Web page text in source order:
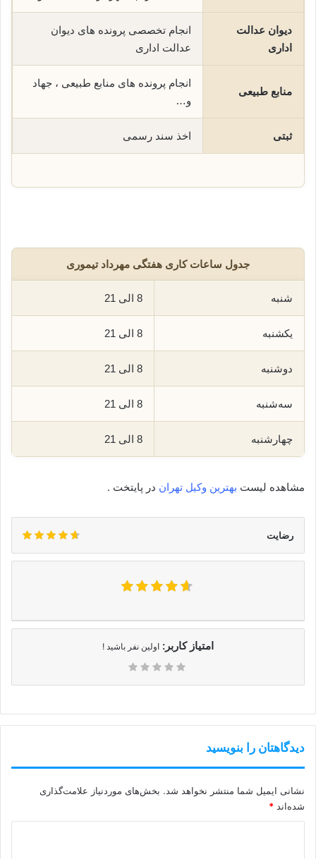
دیوان عدالت
اداری
انجام تخصصی پرونده های دیوان
عدالت اداری
منابع طبیعی
انجام پرونده های منابع طبیعی ، جهاد
و…
ثبتی اخذ سند رسمی
جدول ساعات کاری هفتگی مهرداد تیموری
شنبه 8 الی 21
یکشنبه 8 الی 21
دوشنبه 8 الی 21
سه‌شنبه 8 الی 21
چهارشنبه 8 الی 21
مشاهده لیست بهترین وکیل تهران در پایتخت .
رضایت
امتیاز کاربر: اولین نفر باشید !
دیدگاهتان را بنویسید
نشانی ایمیل شما منتشر نخواهد شد. بخش‌های موردنیاز علامت‌گذاری
شده‌اند *